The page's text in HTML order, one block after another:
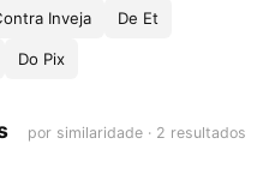
Inveja De Et
Do Pix
por similaridade · 2 resultados